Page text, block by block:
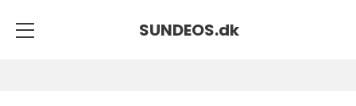
SUNDEOS.dk